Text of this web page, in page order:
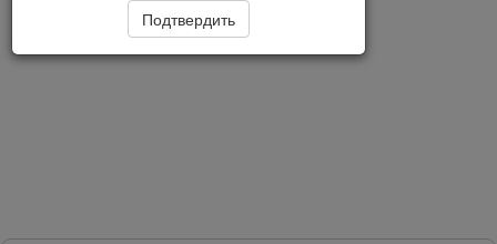
Подтвердить